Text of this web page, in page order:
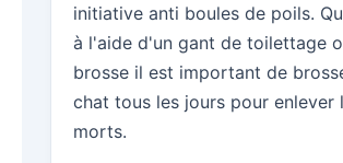
initiative anti boules de poils.
à l'aide d'un gant de toilettage
brosse il est important de
chat tous les jours pour enlever
morts.